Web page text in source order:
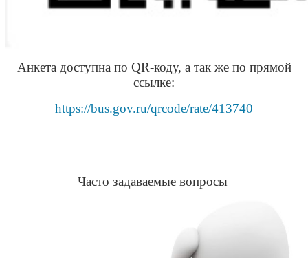
Анкета доступна по QR-коду, а так же по прямой
ссылке:
https://bus.gov.ru/qrcode/rate/413740
Часто задаваемые вопросы